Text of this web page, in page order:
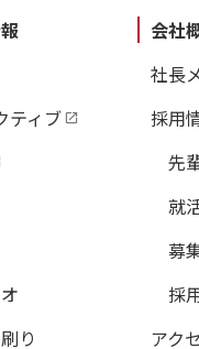
ティブ
り
会社
社長
採用
先
就
募
採
アク